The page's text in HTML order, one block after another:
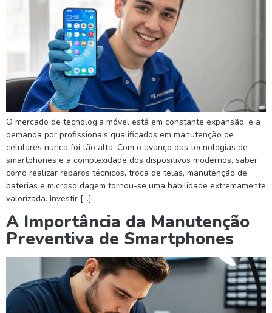
O mercado de tecnologia móvel está em constante expansão, e a
demanda por profissionais qualificados em manutenção de
celulares nunca foi tão alta. Com o avanço das tecnologias de
smartphones e a complexidade dos dispositivos modernos, saber
como realizar reparos técnicos, troca de telas, manutenção de
baterias e microsoldagem tornou-se uma habilidade extremamente
valorizada. Investir […]
A Importância da Manutenção
Preventiva de Smartphones